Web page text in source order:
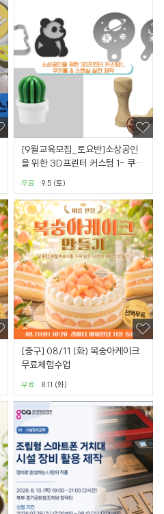
[9월교육모집_토요반]소상공인
을 위한 3D프린터 커스텀 1- 쿠키
틀&스텐실 실전 제작
9.5 (토)
무료
[중구] 08/11 (화) 복숭아케이크
무료체험수업
8.11 (화)
무료